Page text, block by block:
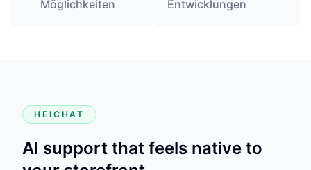
Möglichkeiten
Entwicklungen
HEICHAT
AI support that feels native to